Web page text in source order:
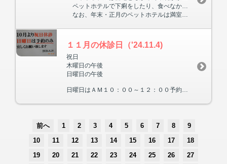
ペットホテルで下痢をしたり、食べなかったりしたことのある仔は、いつもの食事をご持参して下さい。慣れた臭いと味で安心します。
なお、年末・正月のペットホテルは満室になるまでに、なるべく早く予約をお願いいたします。
１１月の休診日（'24.11.4)
祝日
木曜日の午後
日曜日の午後
日曜日はＡＭ１０：００～１２：００予約のみとなります。
前へ 1 2 3 4 5 6 7 8
9
10
11 12 13 14 15 16 17
18
19
20 21 22 23 24 25 26
27